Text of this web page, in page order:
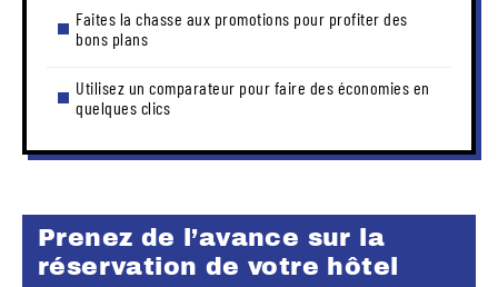
Faites la chasse aux promotions pour profiter des
bons plans
Utilisez un comparateur pour faire des économies en
quelques clics
Prenez de l’avance sur la
réservation de votre hôtel